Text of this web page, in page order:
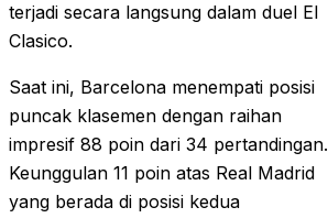
terjadi secara langsung dalam duel El
Clasico.
Saat ini, Barcelona menempati posisi
puncak klasemen dengan raihan
impresif 88 poin dari 34 pertandingan.
Keunggulan 11 poin atas Real Madrid
yang berada di posisi kedua